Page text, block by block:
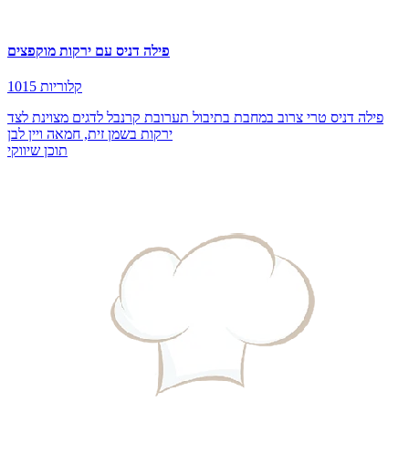
פילה דניס עם ירקות מוקפצים
1015 קלוריות
פילה דניס טרי צרוב במחבת בתיבול תערובת קרנבל לדגים מצוינת לצד
ירקות בשמן זית, חמאה ויין לבן
תוכן שיווקי